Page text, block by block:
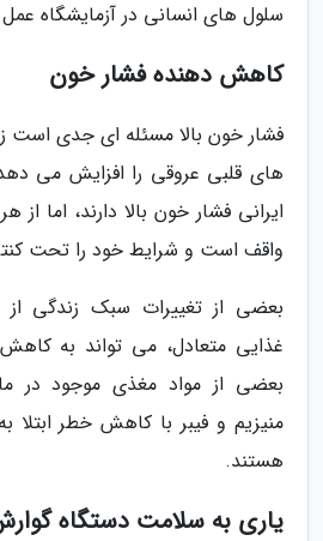
سلول های انسانی در آزمایشگاه
کاهش دهنده فشار خون
فشار خون بالا مسئله ای جدی است
های قلبی عروقی را افزایش می
واقف است و شرایط خود را تحت
بعضی از تغییرات سبک زندگی
غذایی متعادل، می تواند به
بعضی از مواد مغذی موجود در
منیزیم و فیبر با کاهش خطر ابتلا
هستند.
یاری به سلامت دستگاه